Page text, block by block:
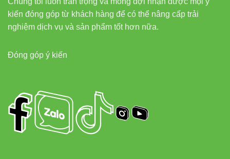
Địa chỉ:
37C Street No. 1, Long Trường Ward, Thủ Đức
City, Hồ Chí Minh.
kiến đóng góp từ khách hàng để có thể nâng cấp trải
nghiệm dịch vụ và sản phẩm tốt hơn nữa.
Đóng góp ý kiến